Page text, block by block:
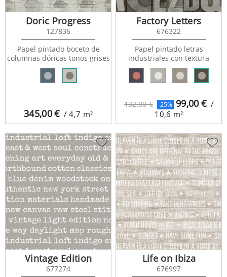
345,00€ / 4,7 m²
Doric Progress
127836
Papel pintado boceto de
columnas dóricas tonos grises
132,00 € -25% 99,00€ /
10,6 m²
Factory Letters
676322
Papel pintado letras
industriales con textura
Vintage Edition
677274
Life on Ibiza
676997